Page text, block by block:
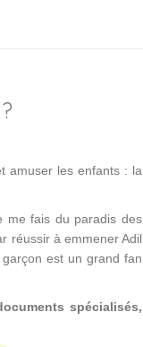
amuser les enfants : la
me fais du paradis des
réussir à emmener Adil
est un grand fan
spécialisés,